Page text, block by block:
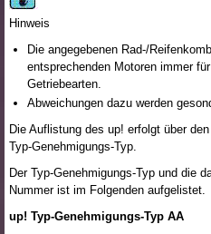
Hinweis
Die angegebenen Rad-/
entsprechenden Motoren immer
Getriebearten.
Abweichungen dazu werden
Die Auflistung des up! erfolgt über
Typ-Genehmigungs-Typ.
Der Typ-Genehmigungs-Typ und die
Nummer ist im Folgenden aufgelistet.
up! Typ-Genehmigungs-Typ AA